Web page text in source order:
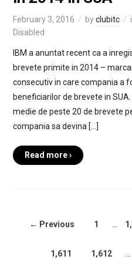
February 3, 2016 byclubitc
Disabled
IBM a anuntat recent ca a
brevete primite in 2014 –
consecutiv in care compania a
beneficiarilor de brevete in
medie de peste 20 de brevete
compania sa devina […]
Read more ›
← Previous 1
1,611 1,612